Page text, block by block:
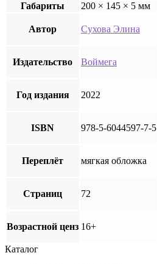
Габариты
200 × 145 × 5 мм
Автор Сухова Элина
Издательство Воймега
Год издания 2022
ISBN 978-5-6044597-7-5
Переплёт мягкая обложка
Страниц 72
Возрастной ценз 16+
Каталог